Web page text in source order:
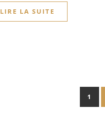
LIRE LA SUITE
1